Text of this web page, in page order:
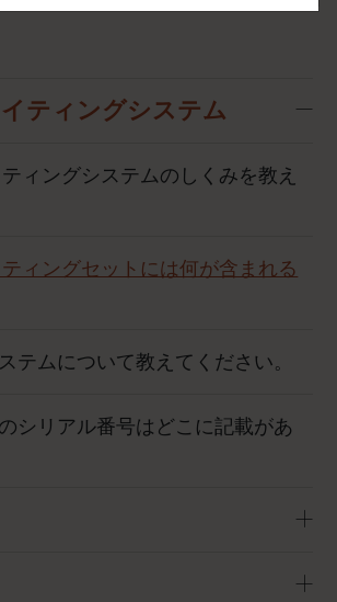
ティングシステム
ィングシステムのしくみを教え
ィングセットには何が含まれる
テムについて教えてください。
シリアル番号はどこに記載があ